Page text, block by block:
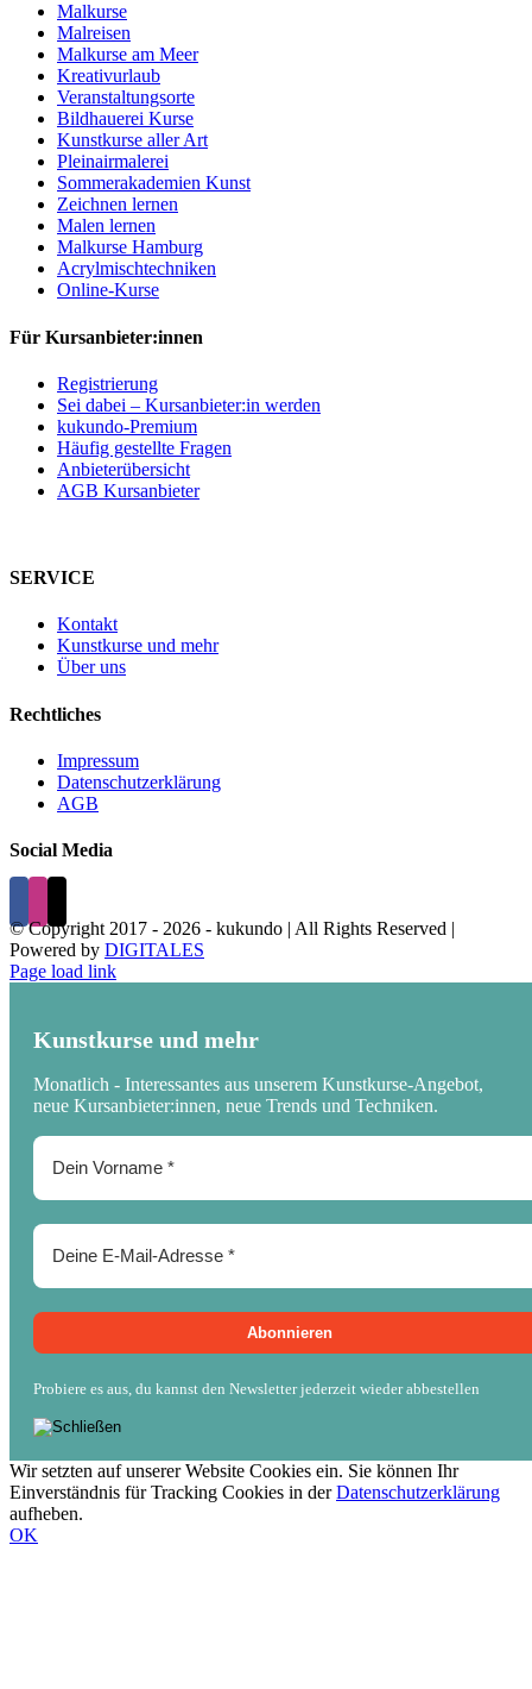
Malkurse
Malreisen
Malkurse am Meer
Kreativurlaub
Veranstaltungsorte
Bildhauerei Kurse
Kunstkurse aller Art
Pleinairmalerei
Sommerakademien Kunst
Zeichnen lernen
Malen lernen
Malkurse Hamburg
Acrylmischtechniken
Online-Kurse
Für Kursanbieter:innen
Registrierung
Sei dabei – Kursanbieter:in werden
kukundo-Premium
Häufig gestellte Fragen
Anbieterübersicht
AGB Kursanbieter
SERVICE
Kontakt
Kunstkurse und mehr
Über uns
Rechtliches
Impressum
Datenschutzerklärung
AGB
Social Media
© Copyright 2017 - 2026 - kukundo | All Rights Reserved |
Powered by DIGITALES
Page load link
Kunstkurse und mehr
Monatlich - Interessantes aus unserem Kunstkurse-Angebot,
neue Kursanbieter:innen, neue Trends und Techniken.
Probiere es aus, du kannst den Newsletter jederzeit wieder abbestellen
Wir setzten auf unserer Website Cookies ein. Sie können Ihr
Einverständnis für Tracking Cookies in derDatenschutzerklärung
aufheben.
OK